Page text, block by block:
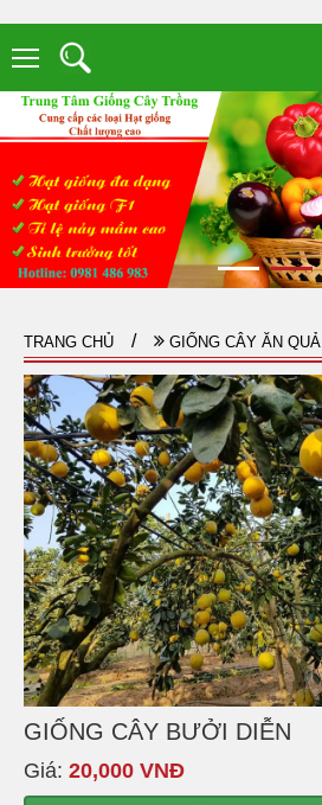
TRANG CHỦ
GIỐNG CÂY ĂN QUẢ
CÂY Á NHIỆT ĐỚI
GIỐNG CÂY BƯỞI DIỄN
Giá: 20,000 VNĐ